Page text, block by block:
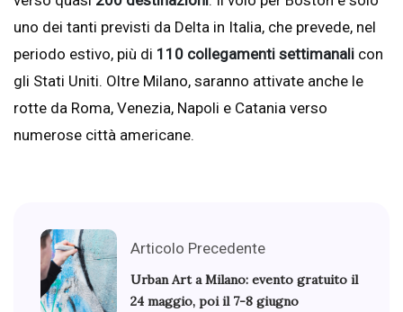
uno dei tanti previsti da Delta in Italia, che prevede, nel
periodo estivo, più di 110 collegamenti settimanali con
gli Stati Uniti. Oltre Milano, saranno attivate anche le
rotte da Roma, Venezia, Napoli e Catania verso
numerose città americane.
Articolo Precedente
Urban Art a Milano: evento gratuito il
24 maggio, poi il 7-8 giugno